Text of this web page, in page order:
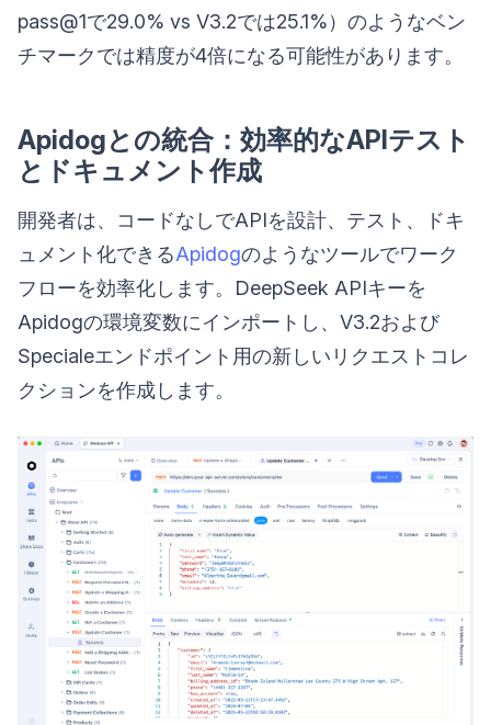
pass@1で29.0% vs V3.2では25.1%）のようなベン
チマークでは精度が4倍になる可能性があります。
Apidogとの統合：効率的なAPIテスト
とドキュメント作成
開発者は、コードなしでAPIを設計、テスト、ドキ
ュメント化できるApidogのようなツールでワーク
フローを効率化します。DeepSeek APIキーを
Apidogの環境変数にインポートし、V3.2および
Specialeエンドポイント用の新しいリクエストコレ
クションを作成します。